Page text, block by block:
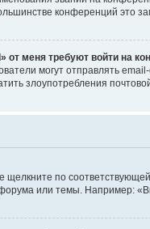
конференций это
от меня требуют войти на
могут отправлять
злоупотребления
по
или темы. Например: